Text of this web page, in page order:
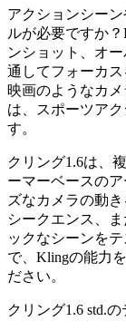
アクションシー
ルが必要ですか
ンショット、オ
通してフォーカ
映画のようなカ
は、スポーツア
す。
クリング1.6は、
ーマーベースの
ズなカメラの動
シークエンス、
ックなシーンを
で、Klingの能力
ださい。
クリング1.6 std.